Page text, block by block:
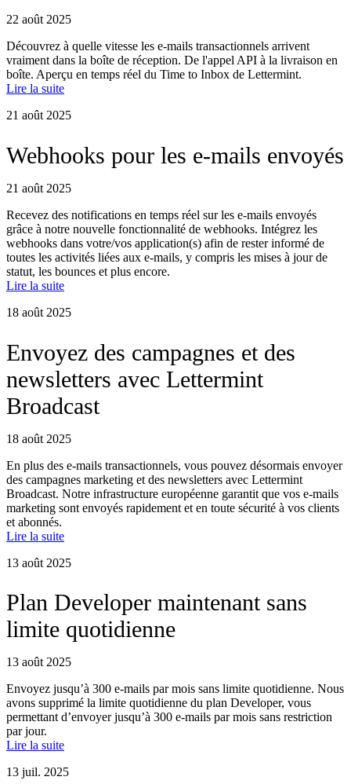
22 août 2025
Découvrez à quelle vitesse les e-mails transactionnels arrivent
vraiment dans la boîte de réception. De l'appel API à la livraison en
boîte. Aperçu en temps réel du Time to Inbox de Lettermint.
Lire la suite
21 août 2025
Webhooks pour les e-mails envoyés
21 août 2025
Recevez des notifications en temps réel sur les e-mails envoyés
grâce à notre nouvelle fonctionnalité de webhooks. Intégrez les
webhooks dans votre/vos application(s) afin de rester informé de
toutes les activités liées aux e-mails, y compris les mises à jour de
statut, les bounces et plus encore.
Lire la suite
18 août 2025
Envoyez des campagnes et des
newsletters avec Lettermint
Broadcast
18 août 2025
En plus des e-mails transactionnels, vous pouvez désormais envoyer
des campagnes marketing et des newsletters avec Lettermint
Broadcast. Notre infrastructure européenne garantit que vos e-mails
marketing sont envoyés rapidement et en toute sécurité à vos clients
et abonnés.
Lire la suite
13 août 2025
Plan Developer maintenant sans
limite quotidienne
13 août 2025
Envoyez jusqu’à 300 e-mails par mois sans limite quotidienne. Nous
avons supprimé la limite quotidienne du plan Developer, vous
permettant d’envoyer jusqu’à 300 e-mails par mois sans restriction
par jour.
Lire la suite
13 juil. 2025